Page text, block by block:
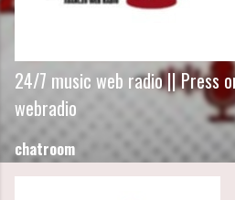
24/7 music web radio || Press
webradio
chatroom